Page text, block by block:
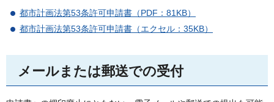
都市計画法第53条許可申請書（PDF：81KB）
都市計画法第53条許可申請書（エクセル：35KB）
メールまたは郵送での受付